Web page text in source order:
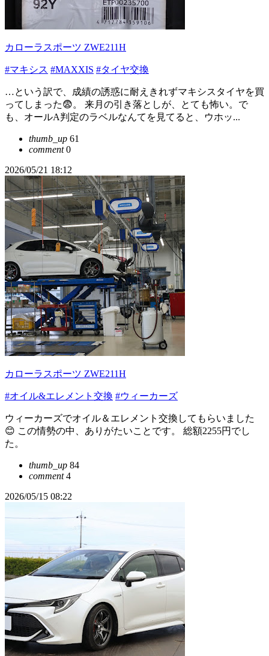
カローラスポーツ ZWE211H
#マキシス #MAXXIS #タイヤ交換
…という訳で、成績の誘惑に耐えきれずマキシスタイヤを買
ってしまった😨。 来月の引き落としが、とても怖い。で
も、オールA判定のラベルなんてを見てると、ウホッ...
thumb_up 61
comment0
2026/05/21 18:12
カローラスポーツ ZWE211H
#オイル&エレメント交換 #ウィーカーズ
ウィーカーズでオイル＆エレメント交換してもらいました
😊 この情勢の中、ありがたいことです。 総額2255円でし
た。
thumb_up 84
comment4
2026/05/15 08:22